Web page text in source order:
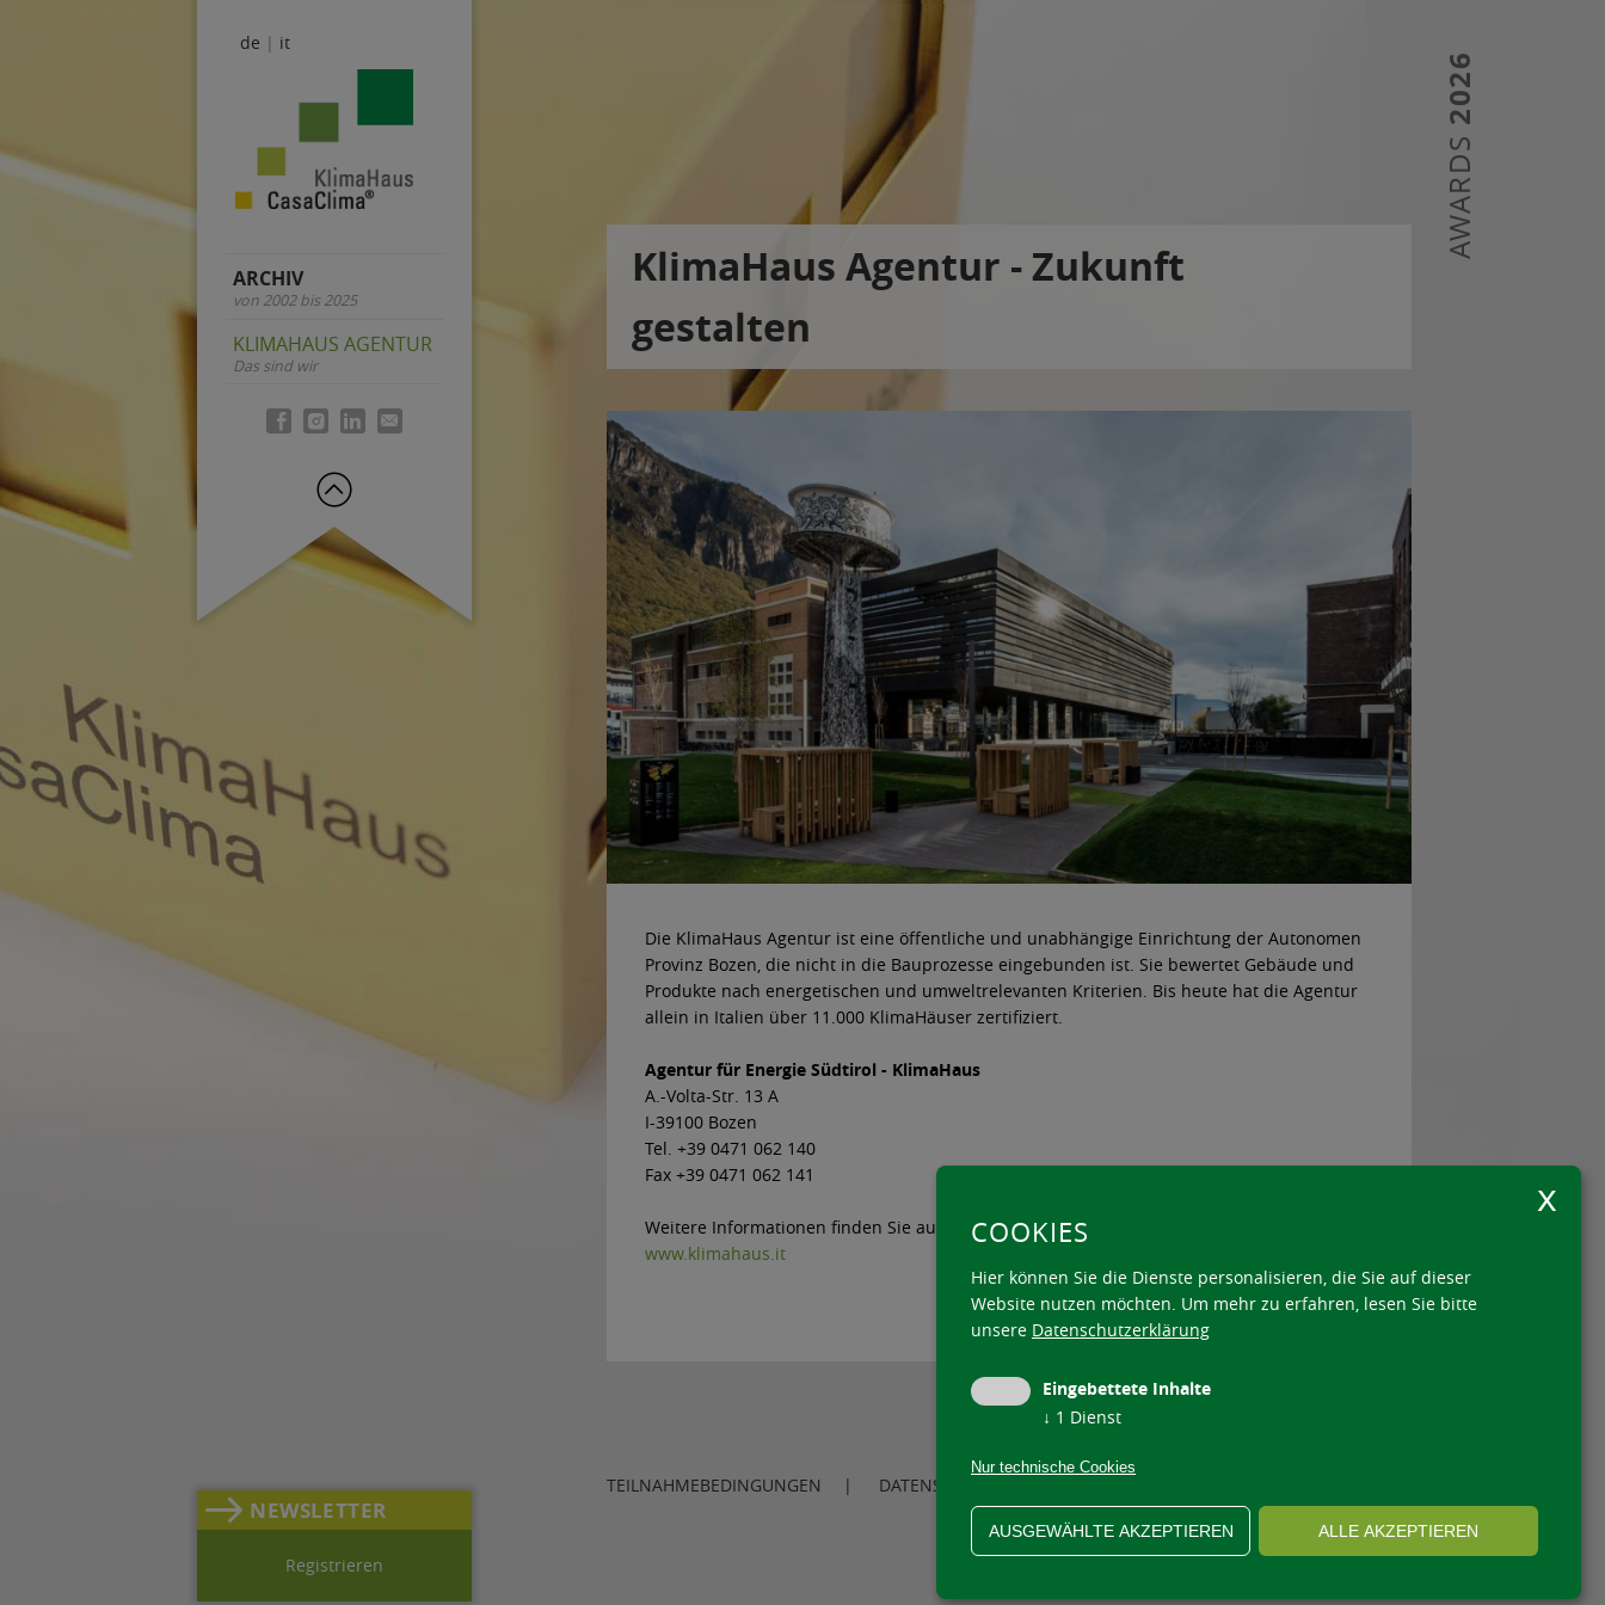
de it
ARCHIV
von 2002 bis 2025
KLIMAHAUS AGENTUR
Das sind wir
AWARDS
2026
NEWSLETTER
Registrieren
KlimaHaus Agentur - Zukunft
gestalten
Die KlimaHaus Agentur ist eine öffentliche und unabhängige Einrichtung der Autonomen
Provinz Bozen, die nicht in die Bauprozesse eingebunden ist. Sie bewertet Gebäude und
Produkte nach energetischen und umweltrelevanten Kriterien. Bis heute hat die Agentur
allein in Italien über 11.000 KlimaHäuser zertifiziert.
Agentur für Energie Südtirol - KlimaHaus
A.-Volta-Str. 13 A
I-39100 Bozen
Tel. +39 0471 062 140
Fax +39 0471 062 141
Weitere Informationen finden Sie auf unserer Webseite:
www.klimahaus.it
TEILNAHMEBEDINGUNGEN DATENSCHUTZERKLÄRUNG
COOKIES
Hier können Sie die Dienste personalisieren, die Sie auf dieser
Website nutzen möchten. Um mehr zu erfahren, lesen Sie bitte
unsere Datenschutzerklärung
Eingebettete Inhalte
↓ 1 Dienst
Nur technische Cookies
AUSGEWÄHLTE AKZEPTIEREN ALLE AKZEPTIEREN